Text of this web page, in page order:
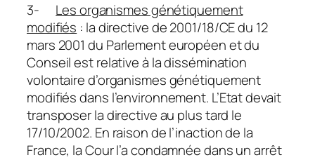
3- Les organismes génétiquement
modifiés : la directive de 2001/18/CE du 12
mars 2001 du Parlement européen et du
Conseil est relative à la dissémination
volontaire d’organismes génétiquement
modifiés dans l’environnement. L’Etat devait
transposer la directive au plus tard le
17/10/2002. En raison de l’inaction de la
France, la Cour l’a condamnée dans un arrêt